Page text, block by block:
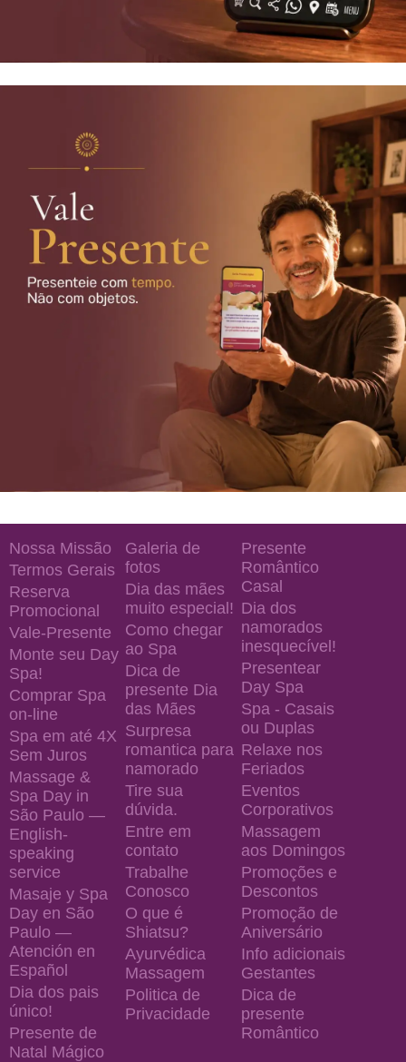
Nossa Missão
Termos Gerais
Reserva
Promocional
Vale-Presente
Monte seu Day
Spa!
Comprar Spa
on-line
Spa em até 4X
Sem Juros
Massage &
Spa Day in
São Paulo —
English-
speaking
service
Masaje y Spa
Day en São
Paulo —
Atención en
Español
Dia dos pais
único!
Presente de
Natal Mágico
Galeria de
fotos
Dia das mães
muito especial!
Como chegar
ao Spa
Dica de
presente Dia
das Mães
Surpresa
romantica para
namorado
Tire sua
dúvida.
Entre em
contato
Trabalhe
Conosco
O que é
Shiatsu?
Ayurvédica
Massagem
Politica de
Privacidade
Presente
Romântico
Casal
Dia dos
namorados
inesquecível!
Presentear
Day Spa
Spa - Casais
ou Duplas
Relaxe nos
Feriados
Eventos
Corporativos
Massagem
aos Domingos
Promoções e
Descontos
Promoção de
Aniversário
Info adicionais
Gestantes
Dica de
presente
Romântico